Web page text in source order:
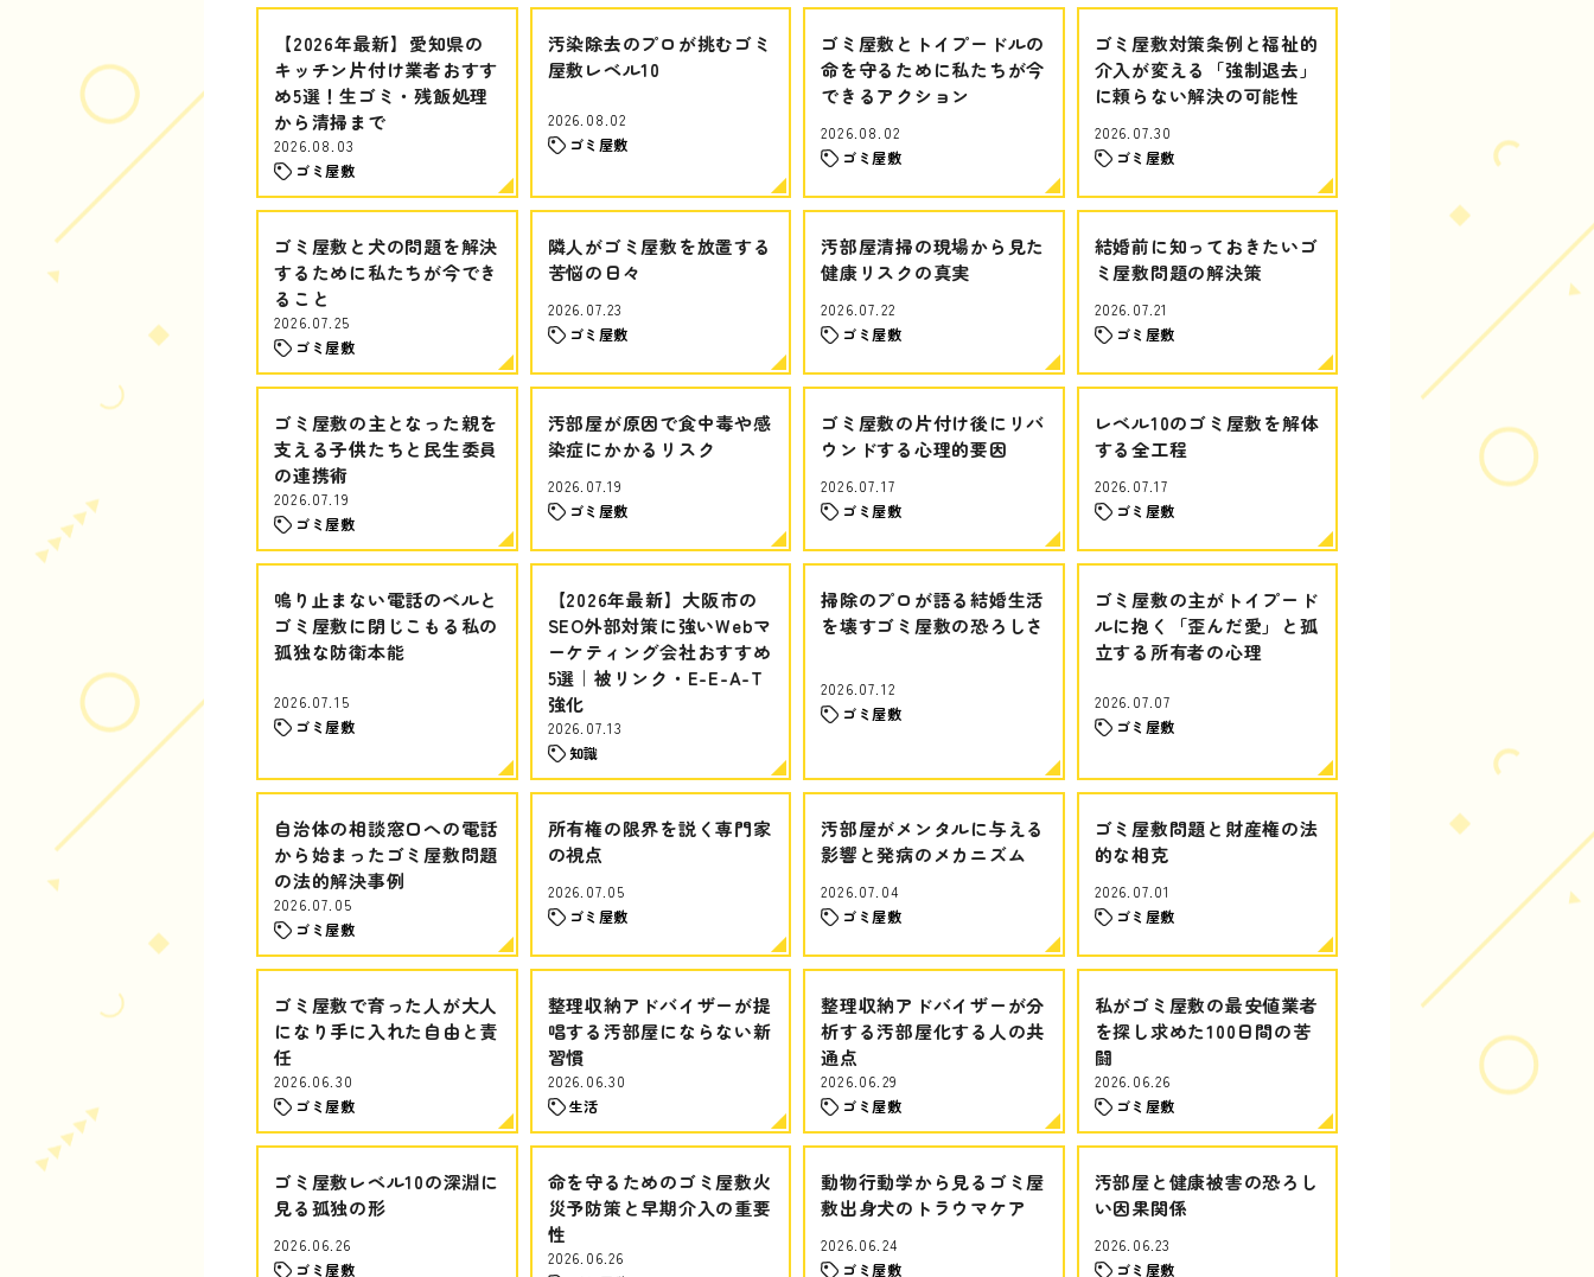
【2026年最新】愛知県の
キッチン片付け業者おすす
め5選！生ゴミ・残飯処理
から清掃まで
2026.08.03
ゴミ屋敷
汚染除去のプロが挑むゴミ
屋敷レベル10
2026.08.02
ゴミ屋敷
ゴミ屋敷とトイプードルの
命を守るために私たちが今
できるアクション
2026.08.02
ゴミ屋敷
ゴミ屋敷対策条例と福祉的
介入が変える「強制退去」
に頼らない解決の可能性
2026.07.30
ゴミ屋敷
ゴミ屋敷と犬の問題を解決
するために私たちが今でき
ること
2026.07.25
ゴミ屋敷
隣人がゴミ屋敷を放置する
苦悩の日々
2026.07.23
ゴミ屋敷
汚部屋清掃の現場から見た
健康リスクの真実
2026.07.22
ゴミ屋敷
結婚前に知っておきたいゴ
ミ屋敷問題の解決策
2026.07.21
ゴミ屋敷
ゴミ屋敷の主となった親を
支える子供たちと民生委員
の連携術
2026.07.19
ゴミ屋敷
汚部屋が原因で食中毒や感
染症にかかるリスク
2026.07.19
ゴミ屋敷
ゴミ屋敷の片付け後にリバ
ウンドする心理的要因
2026.07.17
ゴミ屋敷
レベル10のゴミ屋敷を解体
する全工程
2026.07.17
ゴミ屋敷
鳴り止まない電話のベルと
ゴミ屋敷に閉じこもる私の
孤独な防衛本能
2026.07.15
ゴミ屋敷
【2026年最新】大阪市の
SEO外部対策に強いWebマ
ーケティング会社おすすめ
5選｜被リンク・E-E-A-T
強化
2026.07.13
知識
掃除のプロが語る結婚生活
を壊すゴミ屋敷の恐ろしさ
2026.07.12
ゴミ屋敷
ゴミ屋敷の主がトイプード
ルに抱く「歪んだ愛」と孤
立する所有者の心理
2026.07.07
ゴミ屋敷
自治体の相談窓口への電話
から始まったゴミ屋敷問題
の法的解決事例
2026.07.05
ゴミ屋敷
所有権の限界を説く専門家
の視点
2026.07.05
ゴミ屋敷
汚部屋がメンタルに与える
影響と発病のメカニズム
2026.07.04
ゴミ屋敷
ゴミ屋敷問題と財産権の法
的な相克
2026.07.01
ゴミ屋敷
ゴミ屋敷で育った人が大人
になり手に入れた自由と責
任
2026.06.30
ゴミ屋敷
整理収納アドバイザーが提
唱する汚部屋にならない新
習慣
2026.06.30
生活
整理収納アドバイザーが分
析する汚部屋化する人の共
通点
2026.06.29
ゴミ屋敷
私がゴミ屋敷の最安値業者
を探し求めた100日間の苦
闘
2026.06.26
ゴミ屋敷
ゴミ屋敷レベル10の深淵に
見る孤独の形
2026.06.26
ゴミ屋敷
命を守るためのゴミ屋敷火
災予防策と早期介入の重要
性
2026.06.26
動物行動学から見るゴミ屋
敷出身犬のトラウマケア
2026.06.24
ゴミ屋敷
汚部屋と健康被害の恐ろし
い因果関係
2026.06.23
ゴミ屋敷